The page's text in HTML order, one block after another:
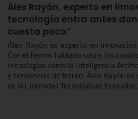
Álex Rayón, experto en
tecnología entra antes
cuesta poco”
Álex Rayón es experto en
Con él hemos hablado sobre los
tecnologías como la Inteligencia
y tendencias de futuro. Álex Rayón ha
de las Jornadas Tecnológicas Euskaltel